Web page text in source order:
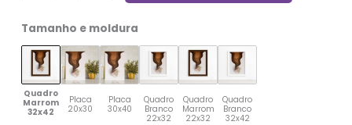
Tamanho e moldura
Quadro
Marrom
32x42
Placa
20x30
Placa
30x40
Quadro
Branco
22x32
Quadro
Marrom
22x32
Quadro
Branco
32x42